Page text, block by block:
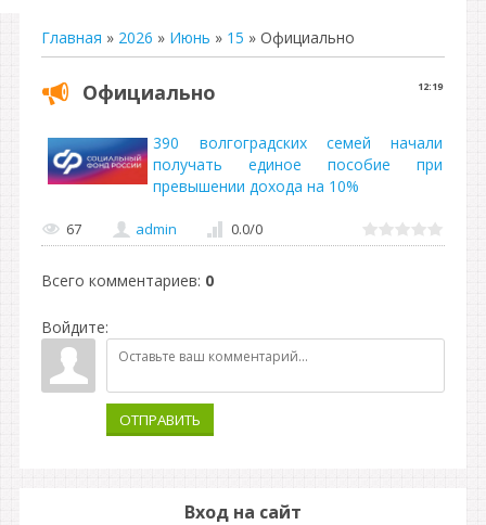
Главная » 2026 » Июнь » 15 » Официально
12:19
Официально
390 волгоградских семей начали
получать единое пособие при
превышении дохода на 10%
67 admin 0.0/0
Всего комментариев: 0
Войдите:
ОТПРАВИТЬ
Вход на сайт